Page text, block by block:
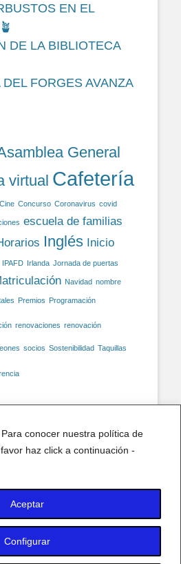
. Para conocer nuestra política de
haz click a continuación -
Configurar
Aceptar
EN EL
DE LA BIBLIOTECA
FORGES AVANZA
General
virtual Cafetería
Cine Concurso Coronavirus covid
escuela de familias
Inglés Inicio
IPAFD Irlanda Jornada de puertas
Navidad nombre
Premios Programación
renovaciones renovación
socios Sostenibilidad Taquillas